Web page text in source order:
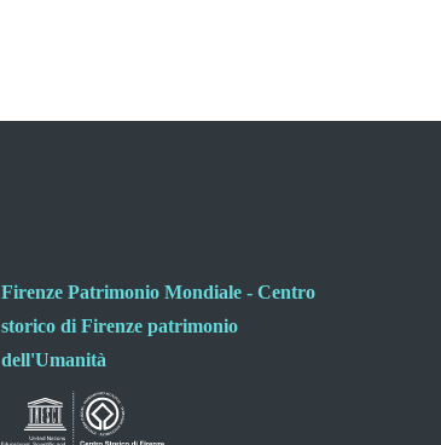
Firenze Patrimonio Mondiale - Centro
storico di Firenze patrimonio
dell'Umanità